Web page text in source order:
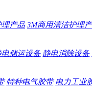
理产品 3M商用清洁护理
电储运设备 静电消除设备
特种电气胶带 电力工业